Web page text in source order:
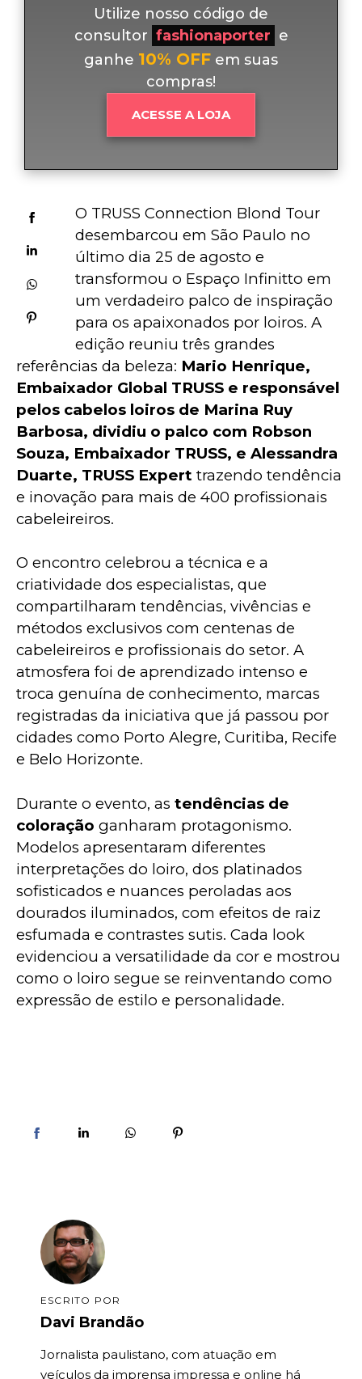
Utilize nosso código de
consultor fashionaporter e
ganhe 10% OFF em suas
compras!
ACESSE A LOJA
O TRUSS Connection Blond Tour
desembarcou em São Paulo no
último dia 25 de agosto e
transformou o Espaço Infinitto em
um verdadeiro palco de inspiração
para os apaixonados por loiros. A
edição reuniu três grandes
referências da beleza: Mario Henrique,
Embaixador Global TRUSS e responsável
pelos cabelos loiros de Marina Ruy
Barbosa, dividiu o palco com Robson
Souza, Embaixador TRUSS, e Alessandra
Duarte, TRUSS Expert trazendo tendência
e inovação para mais de 400 profissionais
cabeleireiros.
O encontro celebrou a técnica e a
criatividade dos especialistas, que
compartilharam tendências, vivências e
métodos exclusivos com centenas de
cabeleireiros e profissionais do setor. A
atmosfera foi de aprendizado intenso e
troca genuína de conhecimento, marcas
registradas da iniciativa que já passou por
cidades como Porto Alegre, Curitiba, Recife
e Belo Horizonte.
Durante o evento, as tendências de
coloração ganharam protagonismo.
Modelos apresentaram diferentes
interpretações do loiro, dos platinados
sofisticados e nuances peroladas aos
dourados iluminados, com efeitos de raiz
esfumada e contrastes sutis. Cada look
evidenciou a versatilidade da cor e mostrou
como o loiro segue se reinventando como
expressão de estilo e personalidade.
ESCRITO POR
Davi Brandão
Jornalista paulistano, com atuação em
veículos da imprensa impressa e online há